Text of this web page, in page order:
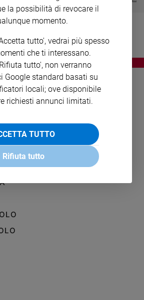
NOTE LEGALI
PRIVACY POLICY
INFORMATIVA
WHISTLEBLOWING
SOCIAL
la possibilità di revocare il
momento.
tutto', vedrai più spesso
che ti interessano.
tutto', non verranno
Google standard basati su
locali; ove disponibile
richiesti annunci limitati.
TUTTO
Rifiuta tutto